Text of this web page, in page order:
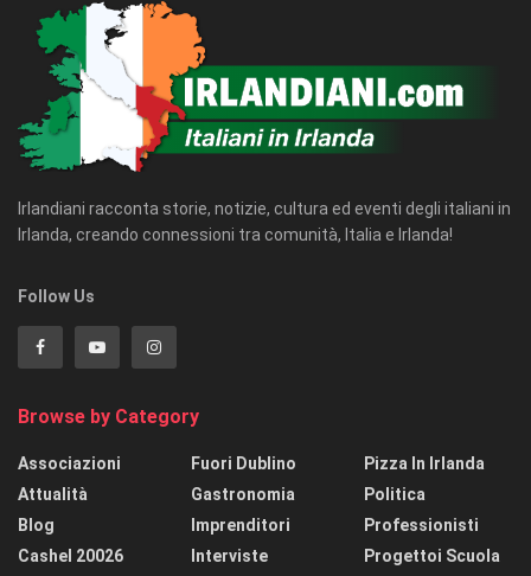
Irlandiani racconta storie, notizie, cultura ed eventi degli italiani in
Irlanda, creando connessioni tra comunità, Italia e Irlanda!
Follow Us
Browse by Category
Associazioni
Attualità
Blog
Cashel 20026
Fuori Dublino
Gastronomia
Imprenditori
Interviste
Pizza In Irlanda
Politica
Professionisti
Progettoi Scuola